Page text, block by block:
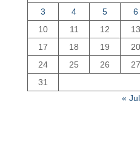
3
4 5 6
10
11 12 13
17
18 19 20
24
25 26 27
31
« Jul